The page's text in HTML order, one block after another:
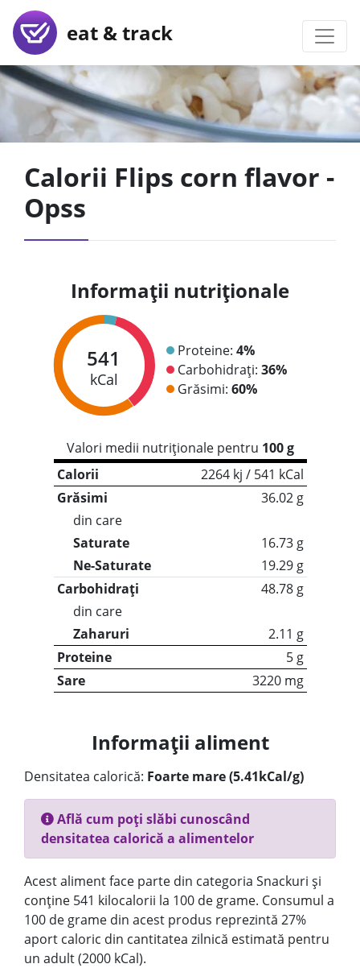
eat & track
Calorii Flips corn flavor -
Opss
Informații nutriționale
541
kCal
Proteine: 4%
Carbohidrați: 36%
Grăsimi: 60%
Valori medii nutriționale pentru 100 g
Calorii
2264 kj / 541 kCal
Grăsimi
36.02 g
din care
Saturate
16.73 g
Ne-Saturate
19.29 g
Carbohidrați
48.78 g
din care
Zaharuri
2.11 g
Proteine
5 g
Sare
3220 mg
Informații aliment
Densitatea calorică: Foarte mare (5.41kCal/g)
Află cum poți slăbi cunoscând
densitatea calorică a alimentelor
Acest aliment face parte din categoria Snackuri și
conține 541 kilocalorii la 100 de grame. Consumul a
100 de grame din acest produs reprezintă 27%
aport caloric din cantitatea zilnică estimată pentru
un adult (2000 kCal).